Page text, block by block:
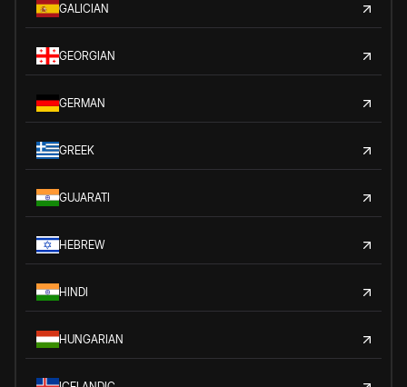
GALICIAN
GEORGIAN
GERMAN
GREEK
GUJARATI
HEBREW
HINDI
HUNGARIAN